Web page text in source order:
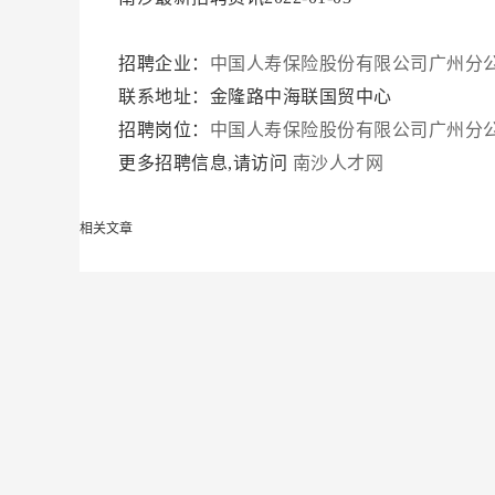
招聘企业： 中国人寿保险股份有限公司广州分
联系地址：金隆路中海联国贸中心
招聘岗位： 中国人寿保险股份有限公司广州分
更多招聘信息,请访问 南沙人才网
相关文章